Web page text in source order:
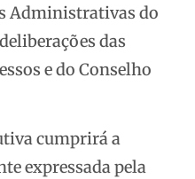
Administrativas do
das
e do Conselho
cumprirá a
expressada pela